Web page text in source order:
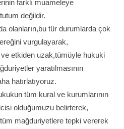
farklı muameleye
değildir.
olanların,bu tür durumlarda çok
vurgulayarak,
etkiden uzak,tümüyle hukuki
yaratılmasının
hatırlatıyoruz.
tüm kural ve kurumlarının
olduğumuzu belirterek,
mağduriyetlere tepki vererek